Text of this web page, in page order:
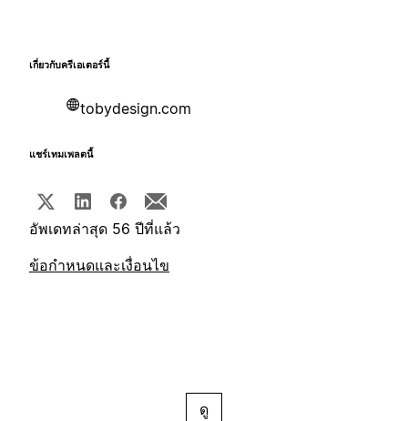
เกี่ยวกับครีเอเตอร์นี้
tobydesign.com
แชร์เทมเพลตนี้
อัพเดทล่าสุด 56 ปีที่แล้ว
ข้อกำหนดและเงื่อนไข
ดู